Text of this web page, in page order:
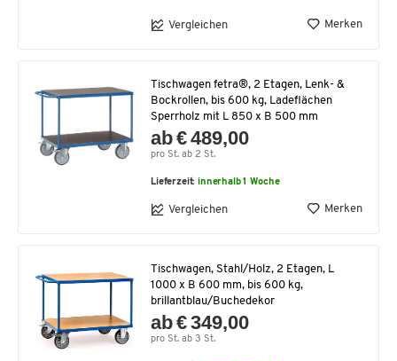
Vergleichen Merken
Tischwagen fetra®, 2 Etagen, Lenk- &
Bockrollen, bis 600 kg, Ladeflächen
Sperrholz mit L 850 x B 500 mm
ab € 489,00
pro St. ab 2 St.
Lieferzeit:innerhalb 1 Woche
Vergleichen Merken
Tischwagen, Stahl/Holz, 2 Etagen, L
1000 x B 600 mm, bis 600 kg,
brillantblau/Buchedekor
ab € 349,00
pro St. ab 3 St.